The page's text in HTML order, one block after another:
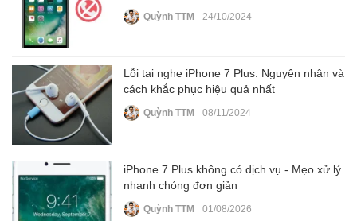
Quỳnh TTM 24/10/2024
Lỗi tai nghe iPhone 7 Plus: Nguyên nhân và
cách khắc phục hiệu quả nhất
Quỳnh TTM 08/11/2024
iPhone 7 Plus không có dịch vụ - Mẹo xử lý
nhanh chóng đơn giản
Quỳnh TTM 01/08/2026